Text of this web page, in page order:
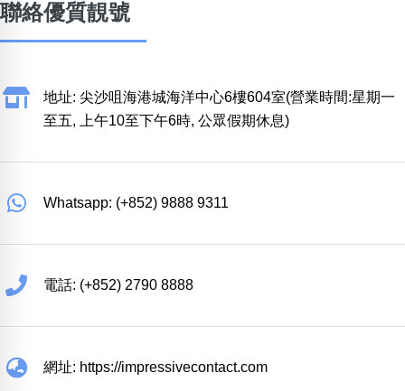
聯絡優質靚號
地址: 尖沙咀海港城海洋中心6樓604室(營業時間:星期一
至五, 上午10至下午6時, 公眾假期休息)
Whatsapp: (+852) 9888 9311
電話: (+852) 2790 8888
網址: https://impressivecontact.com